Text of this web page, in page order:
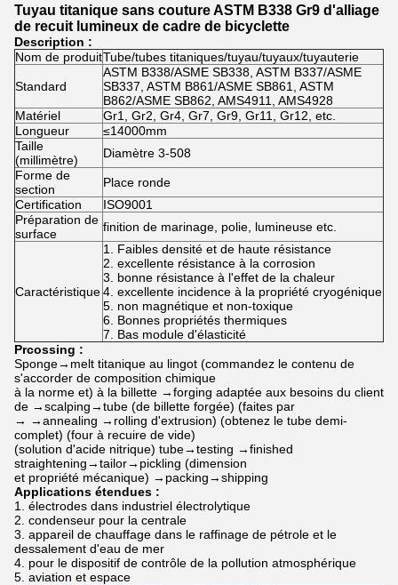
Tuyau titanique sans couture ASTM B338 Gr9 d'alliage
de recuit lumineux de cadre de bicyclette
Description :
Nom de produitTube/tubes titaniques/tuyau/tuyaux/tuyauterie
Standard
ASTM B338/ASME SB338, ASTM B337/ASME
SB337, ASTM B861/ASME SB861, ASTM
B862/ASME SB862, AMS4911, AMS4928
Matériel
Gr1, Gr2, Gr4, Gr7, Gr9, Gr11, Gr12, etc.
Longueur
≤14000mm
Taille
(millimètre)
Diamètre 3-508
Forme de
section
Place ronde
Certification
ISO9001
Préparation de
surface
finition de marinage, polie, lumineuse etc.
Caractéristique
1. Faibles densité et de haute résistance
2. excellente résistance à la corrosion
3. bonne résistance à l'effet de la chaleur
4. excellente incidence à la propriété cryogénique
5. non magnétique et non-toxique
6. Bonnes propriétés thermiques
7. Bas module d'élasticité
Prcossing :
Sponge→melt titanique au lingot (commandez le contenu de
s'accorder de composition chimique
à la norme et) à la billette →forging adaptée aux besoins du client
de →scalping→tube (de billette forgée) (faites par
→ →annealing →rolling d'extrusion) (obtenez le tube demi-
complet) (four à recuire de vide)
(solution d'acide nitrique) tube→testing →finished
straightening→tailor→pickling (dimension
et propriété mécanique) →packing→shipping
Applications étendues :
1. électrodes dans industriel électrolytique
2. condenseur pour la centrale
3. appareil de chauffage dans le raffinage de pétrole et le
dessalement d'eau de mer
4. pour le dispositif de contrôle de la pollution atmosphérique
5. aviation et espace